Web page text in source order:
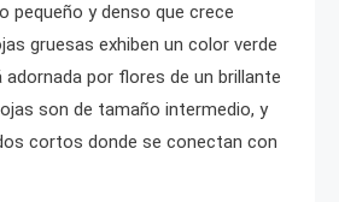
pequeño y denso que crece
gruesas exhiben un color verde
por flores de un brillante
son de tamaño intermedio, y
cortos donde se conectan con